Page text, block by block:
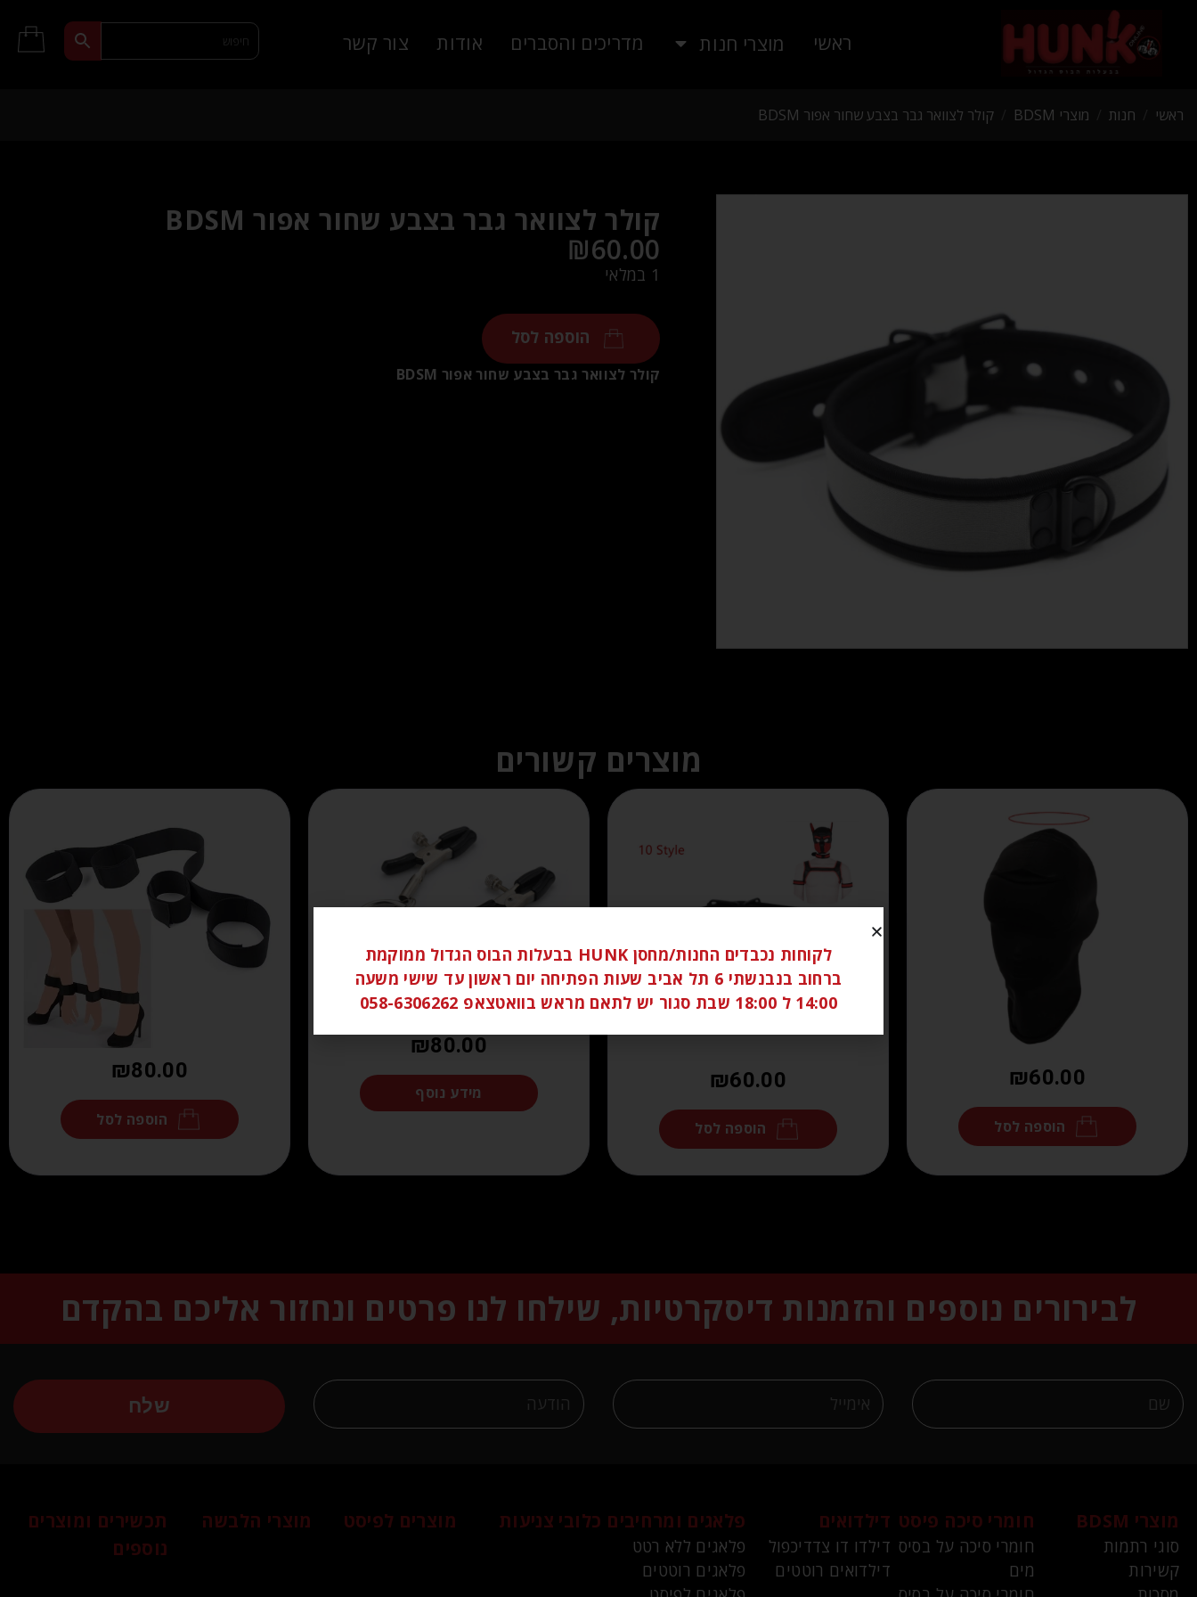
ראשי מוצרי חנות מדריכים והסברים אודות צור קשר
ראשי חנות מוצרי BDSM קולר לצוואר גבר בצבע שחור אפור BDSM
קולר לצוואר גבר בצבע שחור אפור BDSM
₪60.00
1 במלאי
הוספה לסל
קולר לצוואר גבר בצבע שחור אפור BDSM
מוצרים קשורים
₪60.00
הוספה לסל
₪60.00
הוספה לסל
₪80.00
מידע נוסף
₪80.00
הוספה לסל
לבירורים נוספים והזמנות דיסקרטיות, שילחו לנו פרטים ונחזור אליכם בהקדם
שלח
מוצרי BDSM
סוגי רתמות
קשירות
חומרי סיכה פיסט
חומרי סיכה על בסיס
מים
דילדואים
דילדו דו צדדיכפול
דילדואים רוטטים
פלאגים ומרחיבים
פלאגים ללא רטט
פלאגים רוטטים
כלובי צניעות מוצרים לפיסט מוצרי הלבשה
תכשירים ומוצרים
נוספים
לקוחות נכבדים החנות/מחסן HUNK בבעלות הבוס הגדול ממוקמת
ברחוב בנבנשתי 6 תל אביב שעות הפתיחה יום ראשון עד שישי משעה
14:00 ל 18:00 שבת סגור יש לתאם מראש בוואטצאפ 058-6306262